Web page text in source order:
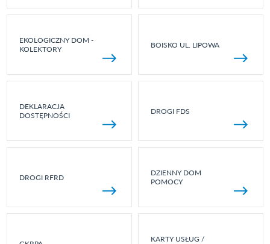
EKOLOGICZNY DOM -
KOLEKTORY
BOISKO UL. LIPOWA
DEKLARACJA
DOSTĘPNOŚCI
DROGI FDS
DROGI RFRD
DZIENNY DOM
POMOCY
KARTY USŁUG /